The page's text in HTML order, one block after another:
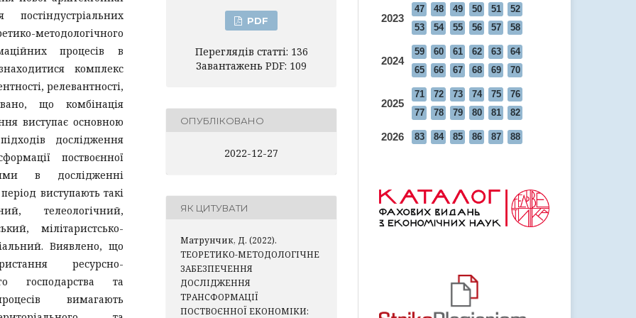
методологічного
процесів в
комплекс
релевантності,
що комбінація
виступає основною
дослідження
поствоєнної
в дослідженні
виступають такі
телеологічний,
мілітаристсько-
Виявлено, що
ресурсно-
господарства та
вимагають
PDF
Переглядів статті: 136
Завантажень PDF: 109
ОПУБЛІКОВАНО
2022-12-27
ЯК ЦИТУВАТИ
Матрунчик, Д. (2022).
ТЕОРЕТИКО-МЕТОДОЛОГІЧНЕ
ЗАБЕЗПЕЧЕННЯ
ДОСЛІДЖЕННЯ
ТРАНСФОРМАЦІЇ
ПОСТВОЄННОЇ ЕКОНОМІКИ:
2023
47 48 49 50 51
52
53
54 55 56 57 58
2024
59 60 61 62 63
64
65
66 67 68 69 70
2025
71 72 73 74 75
76
77
78 79 80 81 82
2026 83 84 85 86 87 88